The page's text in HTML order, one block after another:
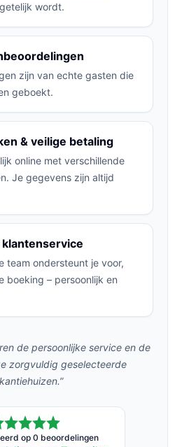
wordt.
zijn van echte gasten die
geboekt.
& veilige betaling
online met verschillende
Je gegevens zijn altijd
team ondersteunt je voor,
boeking – persoonlijk en
de persoonlijke service en de
zorgvuldig geselecteerde
op 0 beoordelingen